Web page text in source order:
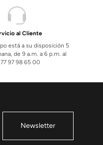
al Cliente
está a su disposición 5
de 9 a.m. a 6 p.m. al
97 98 65 00
Newsletter